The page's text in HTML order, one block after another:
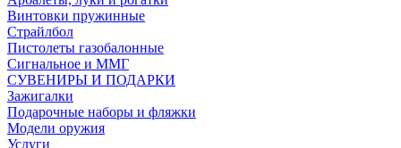
Винтовки пружинные
Страйлбол
Пистолеты газобалонные
Сигнальное и ММГ
СУВЕНИРЫ И ПОДАРКИ
Зажигалки
Подарочные наборы и фляжки
Модели оружия
Услуги